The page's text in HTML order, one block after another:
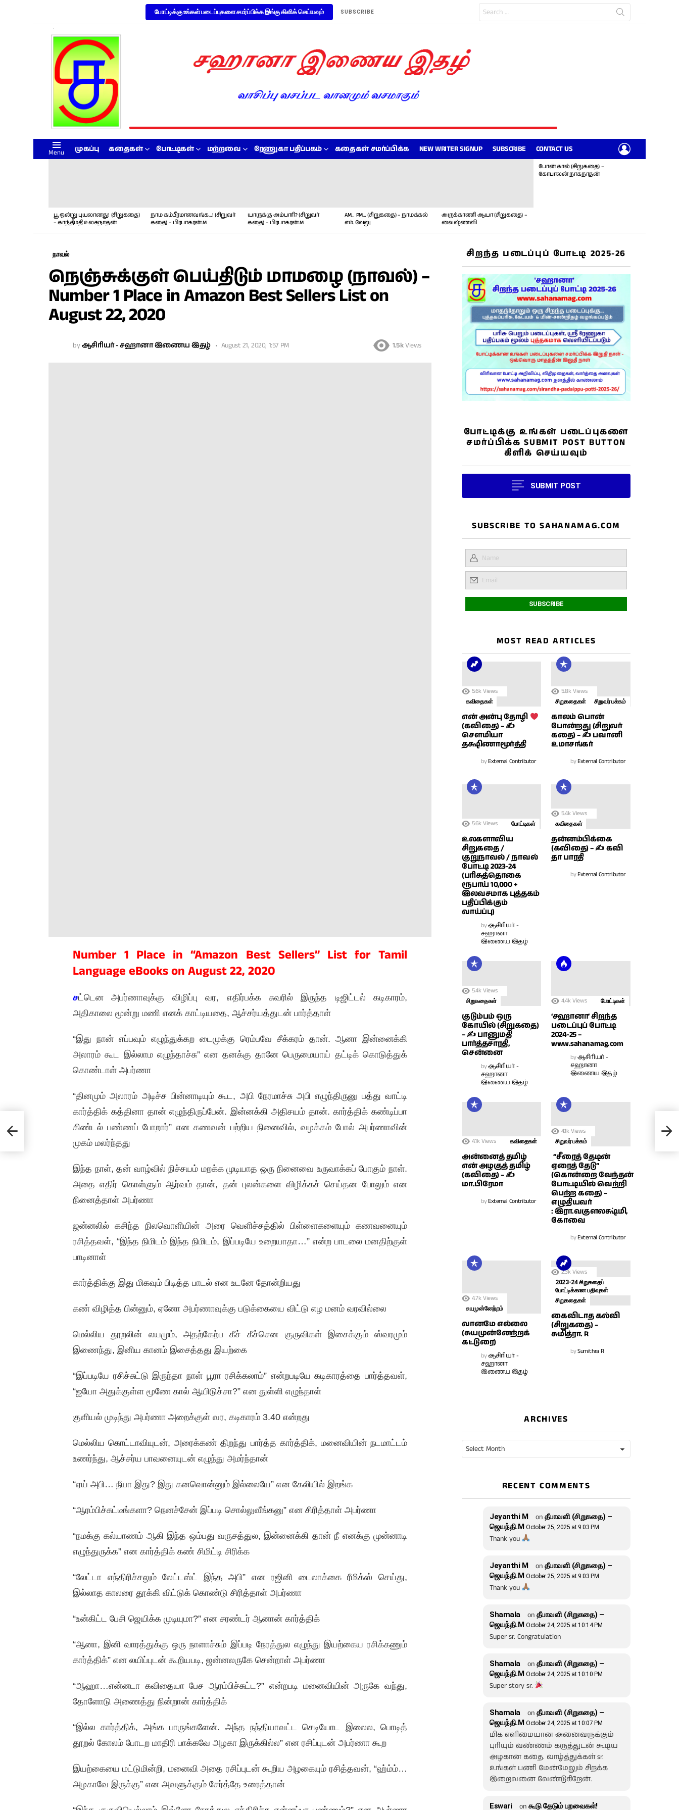
போட்டிக்கு உங்கள் படைப்புகளை சமர்ப்பிக்க இங்கு கிளிக் செய்யவும் SUBSCRIBE
for:
Menu முகப்பு கதைகள் போட்டிகள் மற்றவை ரேணுகா பதிப்பகம் கதைகள் சமர்ப்பிக்க NEW WRITER SIGNUP SUBSCRIBE CONTACT US
பூ ஒன்று புயலானது! (சிறுகதை)
– காந்திமதி உலகநாதன்
நாம கம்பீரமானவங்க…! (சிறுவர்
கதை) – பிரபாகரன்.M
யாருக்கு அம்பாரி? (சிறுவர்
கதை) – பிரபாகரன்.M
AM… PM… (சிறுகதை) – நாமக்கல்
எம். வேலு
அருக்காணி ஆயா (சிறுகதை) –
வைஷ்ணவி
போன் கால் (சிறுகதை) –
கோபாலன் நாகநாதன்
நாவல்
நெஞ்சுக்குள் பெய்திடும் மாமழை (நாவல்) –
Number 1 Place in Amazon Best Sellers List on
August 22, 2020
byஆசிரியர் - சஹானா இணைய இதழ் August 21, 2020, 1:57 PM 1.5k Views
Number 1 Place in “Amazon Best Sellers” List for Tamil
Language eBooks on August 22, 2020
சட்டென அபர்ணாவுக்கு விழிப்பு வர, எதிர்பக்க சுவரில் இருந்த டிஜிட்டல் கடிகாரம்,
அதிகாலை மூன்று மணி எனக் காட்டியதை, ஆச்சர்யத்துடன் பார்த்தாள்
“இது நான் எப்பவும் எழுந்துக்கற டைமுக்கு ரெம்பவே சீக்கரம் தான். ஆனா இன்னைக்கி
அலாரம் கூட இல்லாம எழுந்தாச்சு” என தனக்கு தானே பெருமையாய் தட்டிக் கொடுத்துக்
கொண்டாள் அபர்ணா
“தினமும் அலாரம் அடிச்ச பின்னாடியும் கூட, அபி நேரமாச்சு அபி எழுந்திருனு பத்து வாட்டி
கார்த்திக் கத்தினா தான் எழுந்திருப்பேன். இன்னக்கி அதிசயம் தான். கார்த்திக் கண்டிப்பா
கிண்டல் பண்ணப் போறார்” என கணவன் பற்றிய நினைவில், வழக்கம் போல் அபர்ணாவின்
முகம் மலர்ந்தது
இந்த நாள், தன் வாழ்வில் நிச்சயம் மறக்க முடியாத ஒரு நினைவை உருவாக்கப் போகும் நாள்.
அதை எதிர் கொள்ளும் ஆர்வம் தான், தன் புலன்களை விழிக்கச் செய்தன போலும் என
நினைத்தாள் அபர்ணா
ஜன்னலில் கசிந்த நிலவொளியின் அரை வெளிச்சத்தில் பிள்ளைகளையும் கணவனையும்
ரசித்தவள், “இந்த நிமிடம் இந்த நிமிடம், இப்படியே உறையாதா…” என்ற பாடலை மனதிற்குள்
பாடினாள்
கார்த்திக்கு இது மிகவும் பிடித்த பாடல் என உடனே தோன்றியது
கண் விழித்த பின்னும், ஏனோ அபர்ணாவுக்கு படுக்கையை விட்டு எழ மனம் வரவில்லை
மெல்லிய தூறலின் லயமும், அதற்கேற்ப கீச் கீச்சென குருவிகள் இசைக்கும் ஸ்வரமும்
இணைந்து, இனிய கானம் இசைத்தது இயற்கை
“இப்படியே ரசிச்சுட்டு இருந்தா நாள் பூரா ரசிக்கலாம்” என்றபடியே கடிகாரத்தை பார்த்தவள்,
“ஐயோ அதுக்குள்ள மூணே கால் ஆயிடுச்சா?” என துள்ளி எழுந்தாள்
குளியல் முடிந்து அபர்ணா அறைக்குள் வர, கடிகாரம் 3.40 என்றது
மெல்லிய கொட்டாவியுடன், அரைக்கண் திறந்து பார்த்த கார்த்திக், மனைவியின் நடமாட்டம்
உணர்ந்து, ஆச்சர்ய பாவனையுடன் எழுந்து அமர்ந்தான்
“ஏய் அபி… நீயா இது? இது கனவொன்னும் இல்லையே” என கேலியில் இறங்க
“ஆரம்பிச்சுட்டீங்களா? நெனச்சேன் இப்படி சொல்லுவீங்கனு” என சிரித்தாள் அபர்ணா
“நமக்கு கல்யாணம் ஆகி இந்த ஒம்பது வருசத்துல, இன்னைக்கி தான் நீ எனக்கு முன்னாடி
எழுந்துருக்க” என கார்த்திக் கண் சிமிட்டி சிரிக்க
“லேட்டா எந்திரிச்சலும் லேட்டஸ்ட் இந்த அபி” என ரஜினி டைலாக்கை ரீமிக்ஸ் செய்து,
இல்லாத காலரை தூக்கி விட்டுக் கொண்டு சிரித்தாள் அபர்ணா
“உன்கிட்ட பேசி ஜெயிக்க முடியுமா?” என சரண்டர் ஆனான் கார்த்திக்
“ஆனா, இனி வாரத்துக்கு ஒரு நாளாச்சும் இப்படி நேரத்துல எழுந்து இயற்கைய ரசிக்கணும்
கார்த்திக்” என லயிப்புடன் கூறியபடி, ஜன்னலருகே சென்றாள் அபர்ணா
“ஆஹா…என்னடா கவிதையா பேச ஆரம்பிச்சுட்ட?” என்றபடி மனைவியின் அருகே வந்து,
தோளோடு அணைத்து நின்றான் கார்த்திக்
“இல்ல கார்த்திக், அங்க பாருங்களேன். அந்த நந்தியாவட்ட செடியோட இலைல, பொடித்
தூறல் கோலம் போடற மாதிரி பாக்கவே அழகா இருக்கில்ல” என ரசிப்புடன் அபர்ணா கூற
இயற்கையை மட்டுமின்றி, மனைவி அதை ரசிப்புடன் கூறிய அழகையும் ரசித்தவன், “ஹ்ம்ம்…
அழகாவே இருக்கு” என அவளுக்கும் சேர்த்தே உரைத்தான்
சிறந்த படைப்புப் போட்டி 2025-26
போட்டிக்கு உங்கள் படைப்புகளை
சமர்ப்பிக்க SUBMIT POST BUTTON
கிளிக் செய்யவும்
SUBMIT POST
SUBSCRIBE TO SAHANAMAG.COM
MOST READ ARTICLES
5.6k Views
கவிதைகள்
என் அன்பு தோழி
(கவிதை) – ✍
சௌமியா
தக்ஷிணாமூர்த்தி
byExternal Contributor
5.8k Views
சிறுகதைகள் சிறுவர் பக்கம்
காலம் பொன்
போன்றது (சிறுவர்
கதை) – ✍ பவானி
உமாசங்கர்
byExternal Contributor
5.6k Views போட்டிகள்
உலகளாவிய
சிறுகதை /
குறுநாவல் / நாவல்
போட்டி 2023-24
(பரிசுத்தொகை
ரூபாய் 10,000 +
இலவசமாக புத்தகம்
பதிப்பிக்கும்
வாய்ப்பு)
byஆசிரியர் -
சஹானா
இணைய இதழ்
5.4k Views
கவிதைகள்
தன்னம்பிக்கை
(கவிதை) – ✍ கவி
தா பாரதி
byExternal Contributor
5.4k Views
சிறுகதைகள்
குடும்பம் ஒரு
கோயில் (சிறுகதை)
– ✍ பானுமதி
பார்த்தசாரதி,
சென்னை
byஆசிரியர் -
சஹானா
இணைய இதழ்
4.4k Views போட்டிகள்
‘சஹானா’ சிறந்த
படைப்புப் போட்டி
2024-25 –
www.sahanamag.com
byஆசிரியர் -
சஹானா
இணைய இதழ்
4.1k Views கவிதைகள்
அன்னைத் தமிழ்
என் அழகுத் தமிழ்
(கவிதை) – ✍
மா.பிரேமா
byExternal Contributor
4.1k Views
சிறுவர் பக்கம்
“சீரைத் தேடின்
ஏரைத் தேடு”
(கொன்றை வேந்தன்
போட்டியில் வெற்றி
பெற்ற கதை) –
எழுதியவர்
: இரா.வகுளலக்ஷ்மி,
கோவை
byExternal Contributor
4.7k Views
சுயமுன்னேற்றம்
வானமே எல்லை
(சுயமுன்னேற்றக்
கட்டுரை)
byஆசிரியர் -
சஹானா
இணைய இதழ்
2.3k Views
2023-24 சிறுகதைப்
போட்டிக்கான பதிவுகள்
சிறுகதைகள்
கைவிடாத கல்வி
(சிறுகதை) –
சுமித்ரா. R
bySumithra R
ARCHIVES
RECENT COMMENTS
Jeyanthi M on தீபாவளி (சிறுகதை) –
ஜெயந்தி.M October 25, 2025 at 9:03 PM
Thank you
Jeyanthi M on தீபாவளி (சிறுகதை) –
ஜெயந்தி.M October 25, 2025 at 9:03 PM
Thank you
Shamala onதீபாவளி (சிறுகதை) –
ஜெயந்தி.M October 24, 2025 at 10:14 PM
Super sr. Congratulation
Shamala onதீபாவளி (சிறுகதை) –
ஜெயந்தி.M October 24, 2025 at 10:10 PM
Super story sr.
Shamala onதீபாவளி (சிறுகதை) –
ஜெயந்தி.M October 24, 2025 at 10:07 PM
மிக எளிமையான அனைவருக்கும்
புரியும் வண்ணம் கருத்துடன் கூடிய
அழகான கதை. வாழ்த்துக்கள் sr.
உங்கள் பணி மேன்மேலும் சிறக்க
இறைவனை வேண்டுகிறேன்.
Eswari on கூடு தேடும் பறவைகள்!